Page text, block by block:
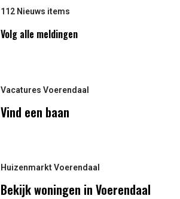
112 Nieuws items
Volg alle meldingen
Vacatures Voerendaal
Vind een baan
Huizenmarkt Voerendaal
Bekijk woningen in Voerendaal